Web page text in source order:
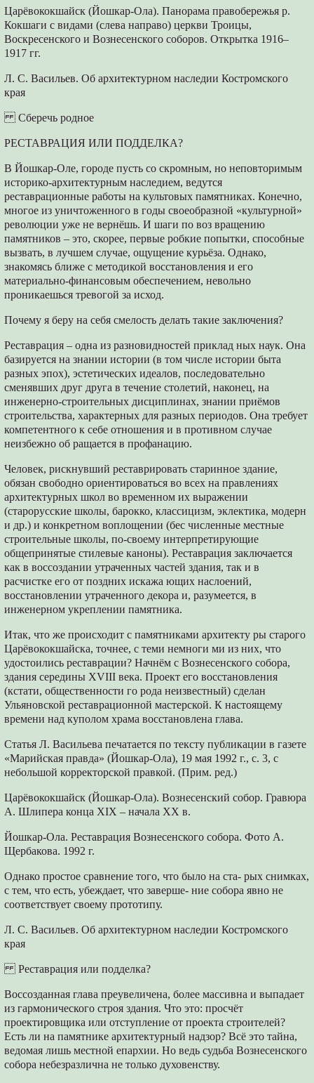
Царёвококшайск (Йошкар-Ола). Панорама правобережья р.
Кокшаги с видами (слева направо) церкви Троицы,
Воскресенского и Вознесенского соборов. Открытка 1916–
1917 гг.
Л. С. Васильев. Об архитектурном наследии Костромского
края
Сберечь родное
РЕСТАВРАЦИЯ ИЛИ ПОДДЕЛКА?
В Йошкар-Оле, городе пусть со скромным, но неповторимым
историко-архитектурным наследием, ведутся
реставрационные работы на культовых памятниках. Конечно,
многое из уничтоженного в годы своеобразной «культурной»
революции уже не вернёшь. И шаги по воз вращению
памятников – это, скорее, первые робкие попытки, способные
вызвать, в лучшем случае, ощущение курьёза. Однако,
знакомясь ближе с методикой восстановления и его
материально-финансовым обеспечением, невольно
проникаешься тревогой за исход.
Почему я беру на себя смелость делать такие заключения?
Реставрация – одна из разновидностей приклад ных наук. Она
базируется на знании истории (в том числе истории быта
разных эпох), эстетических идеалов, последовательно
сменявших друг друга в течение столетий, наконец, на
инженерно-строительных дисциплинах, знании приёмов
строительства, характерных для разных периодов. Она требует
компетентного к себе отношения и в противном случае
неизбежно об ращается в профанацию.
Человек, рискнувший реставрировать старинное здание,
обязан свободно ориентироваться во всех на правлениях
архитектурных школ во временном их выражении
(старорусские школы, барокко, классицизм, эклектика, модерн
и др.) и конкретном воплощении (бес численные местные
строительные школы, по-своему интерпретирующие
общепринятые стилевые каноны). Реставрация заключается
как в воссоздании утраченных частей здания, так и в
расчистке его от поздних искажа ющих наслоений,
восстановлении утраченного декора и, разумеется, в
инженерном укреплении памятника.
Итак, что же происходит с памятниками архитекту ры старого
Царёвококшайска, точнее, с теми немноги ми из них, что
удостоились реставрации? Начнём с Вознесенского собора,
здания середины XVIII века. Проект его восстановления
(кстати, общественности го рода неизвестный) сделан
Ульяновской реставрационной мастерской. К настоящему
времени над куполом храма восстановлена глава.
Статья Л. Васильева печатается по тексту публикации в газете
«Марийская правда» (Йошкар-Ола), 19 мая 1992 г., с. 3, с
небольшой корректорской правкой. (Прим. ред.)
Царёвококшайск (Йошкар-Ола). Вознесенский собор. Гравюра
А. Шлипера конца XIX – начала ХХ в.
Йошкар-Ола. Реставрация Вознесенского собора. Фото А.
Щербакова. 1992 г.
Однако простое сравнение того, что было на ста- рых снимках,
с тем, что есть, убеждает, что заверше- ние собора явно не
соответствует своему прототипу.
Л. С. Васильев. Об архитектурном наследии Костромского
края
Реставрация или подделка?
Воссозданная глава преувеличена, более массивна и выпадает
из гармонического строя здания. Что это: просчёт
проектировщика или отступление от проекта строителей?
Есть ли на памятнике архитектурный надзор? Всё это тайна,
ведомая лишь местной епархии. Но ведь судьба Вознесенского
собора небезразлична не только духовенству.